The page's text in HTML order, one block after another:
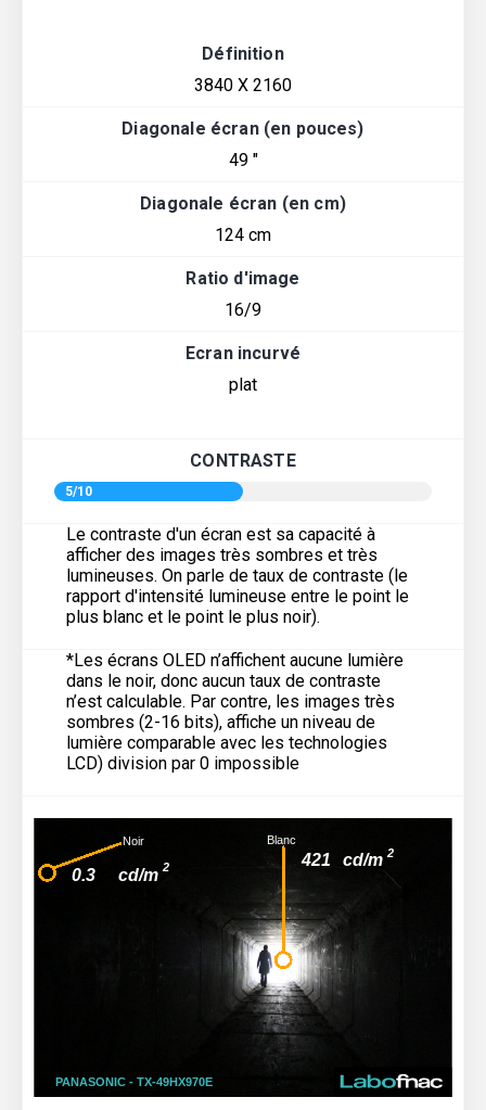
Définition
3840 X 2160
Diagonale écran (en pouces)
49 "
Diagonale écran (en cm)
124 cm
Ratio d'image
16/9
Ecran incurvé
plat
CONTRASTE
5/10
Le contraste d'un écran est sa capacité à
afficher des images très sombres et très
lumineuses. On parle de taux de contraste (le
rapport d'intensité lumineuse entre le point le
plus blanc et le point le plus noir).
*Les écrans OLED n’affichent aucune lumière
dans le noir, donc aucun taux de contraste
n’est calculable. Par contre, les images très
sombres (2-16 bits), affiche un niveau de
lumière comparable avec les technologies
LCD) division par 0 impossible